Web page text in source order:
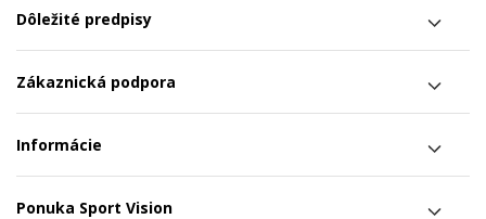
Dôležité predpisy
Zákaznická podpora
Informácie
Ponuka Sport Vision